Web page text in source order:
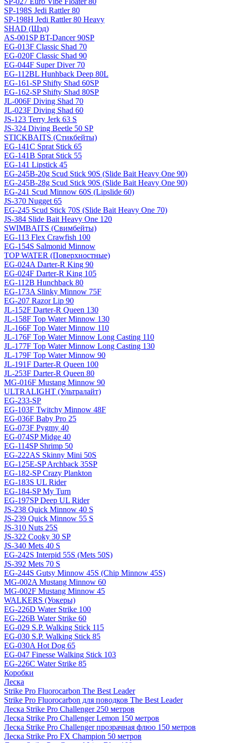
SP-198S Jedi Rattler 80
SP-198H Jedi Rattler 80 Heavy
SHAD (Шэд)
AS-001SP BT-Dancer 90SP
EG-013F Classic Shad 70
EG-020F Classic Shad 90
EG-044F Super Diver 70
EG-112BL Hunhback Deep 80L
EG-161-SP Shifty Shad 60SP
EG-162-SP Shifty Shad 80SP
JL-006F Diving Shad 70
JL-023F Diving Shad 60
JS-123 Terry Jerk 63 S
JS-324 Diving Beetle 50 SP
STICKBAITS (Стикбейты)
EG-141C Sprat Stick 65
EG-141B Sprat Stick 55
EG-141 Lipstick 45
EG-245B-20g Scud Stick 90S (Slide Bait Heavy One 90)
EG-245B-28g Scud Stick 90S (Slide Bait Heavy One 90)
EG-241 Scud Minnow 60S (Lipslide 60)
JS-370 Nugget 65
EG-245 Scud Stick 70S (Slide Bait Heavy One 70)
JS-384 Slide Bait Heavy One 120
SWIMBAITS (Свимбейты)
EG-113 Flex Crawfish 100
EG-154S Salmonid Minnow
TOP WATER (Поверхностные)
EG-024A Darter-R King 90
EG-024F Darter-R King 105
EG-112B Hunchback 80
EG-173A Slinky Minnow 75F
EG-207 Razor Lip 90
JL-152F Darter-R Queen 130
JL-158F Top Water Minnow 130
JL-166F Top Water Minnow 110
JL-176F Top Water Minnow Long Casting 110
JL-177F Top Water Minnow Long Casting 130
JL-179F Top Water Minnow 90
JL-191F Darter-R Queen 100
JL-253F Darter-R Queen 80
MG-016F Mustang Minnow 90
ULTRALIGHT (Ультралайт)
EG-233-SP
EG-103F Twitchy Minnow 48F
EG-036F Baby Pro 25
EG-073F Pygmy 40
EG-074SP Midge 40
EG-114SP Shrimp 50
EG-222AS Skinny Mini 50S
EG-125E-SP Archback 35SP
EG-182-SP Crazy Plankton
EG-183S UL Rider
EG-184-SP My Turn
EG-197SP Deep UL Rider
JS-238 Quick Minnow 40 S
JS-239 Quick Minnow 55 S
JS-310 Nuts 25S
JS-322 Cooky 30 SP
JS-340 Mets 40 S
EG-242S Interpid 55S (Mets 50S)
JS-392 Mets 70 S
EG-244S Gutsy Minnow 45S (Chip Minnow 45S)
MG-002A Mustang Minnow 60
MG-002F Mustang Minnow 45
WALKERS (Уокеры)
EG-226D Water Strike 100
EG-226B Water Strike 60
EG-029 S.P. Walking Stick 115
EG-030 S.P. Walking Stick 85
EG-030A Hot Dog 65
EG-047 Finesse Walking Stick 103
EG-226C Water Strike 85
Коробки
Леска
Strike Pro Fluorocarbon The Best Leader
Strike Pro Fluorocarbon для поводков The Best Leader
Леска Strike Pro Challenger 250 метров
Леска Strike Pro Challenger Lemon 150 метров
Леска Strike Pro Challenger прозрачная флюо 150 метров
Леска Strike Pro FX Champion 50 метров